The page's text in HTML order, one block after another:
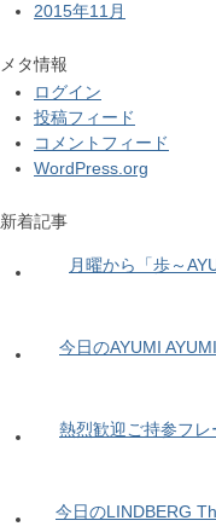
2015年11月
メタ情報
ログイン
投稿フィード
コメントフィード
WordPress.org
新着記事
月曜から「歩～
今日のAYUMI
熱烈歓迎ご持参フ
今日のLINDBERG